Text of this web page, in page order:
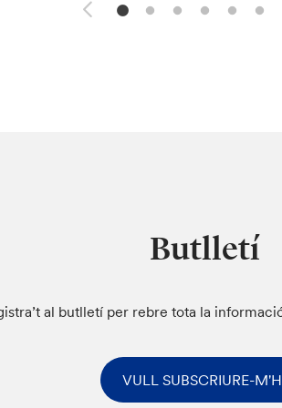
Butlletí
al butlletí per rebre tota la
VULL SUBSCRIURE-